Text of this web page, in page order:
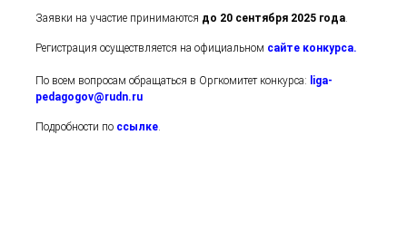
Заявки на участие принимаются до 20 сентября 2025 года.
Регистрация осуществляется на официальном сайте конкурса.
По всем вопросам обращаться в Оргкомитет конкурса: liga-
pedagogov@rudn.ru
Подробности по ссылке.